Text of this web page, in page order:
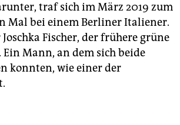
traf sich im März 2019 zum
Mal bei einem Berliner Italiener.
Fischer, der frühere grüne
Mann, an dem sich beide
konnten, wie einer der